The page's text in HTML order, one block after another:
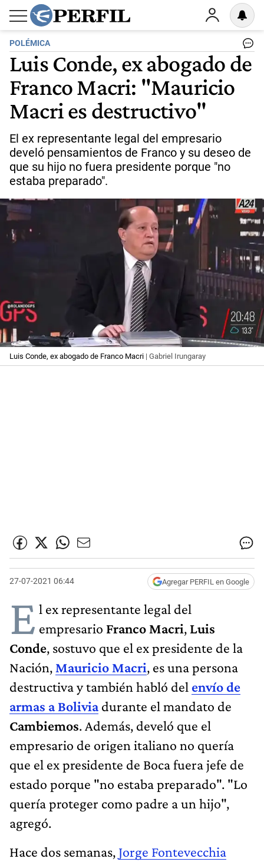
POLÉMICA
Luis Conde, ex abogado de
Franco Macri: "Mauricio
Macri es destructivo"
El ex representante legal del empresario
develó pensamientos de Franco y su deseo de
que su hijo no fuera presidente porque "no
estaba preparado".
Luis Conde, ex abogado de Franco Macri | Gabriel Irungaray
27-07-2021 06:44 Agregar PERFIL en Google
E l ex representante legal del
empresario Franco Macri, Luis
Conde, sostuvo que el ex presidente de la
Nación, Mauricio Macri, es una persona
destructiva y también habló del envío de
armas a Boliviadurante el mandato de
Cambiemos. Además, develó que el
empresario de origen italiano no quería
que el ex presidente de Boca fuera jefe de
estado porque "no estaba preparado". "Lo
quería proteger como padre a un hijo",
agregó.
Hace dos semanas, Jorge Fontevecchia